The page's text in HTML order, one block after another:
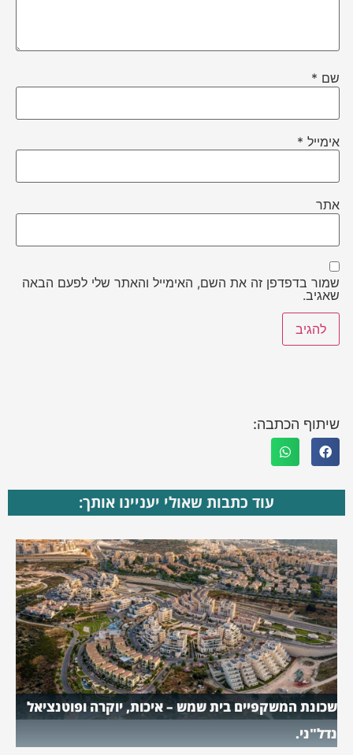
שם *
אימייל *
אתר
שמור בדפדפן זה את השם, האימייל והאתר שלי לפעם הבאה
שאגיב.
שיתוף הכתבה:
עוד כתבות שאולי יעניינו אותך:
שכונת המשקפיים בית שמש – איכות, יוקרה ופוטנציאל
נדל"ני.